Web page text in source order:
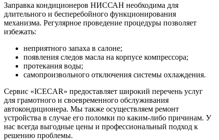
Заправка кондиционеров НИССАН необходима для
длительного и бесперебойного функционирования
механизма. Регулярное проведение процедуры позволяет
избежать:
неприятного запаха в салоне;
появления следов масла на корпусе компрессора;
протекания воды;
самопроизвольного отключения системы охлаждения.
Сервис «ICECAR» предоставляет широкий перечень услуг
для грамотного и своевременного обслуживания
автокондиционера. Мы также осуществляем ремонт
устройства в случае его поломки по каким-либо причинам. У
нас всегда выгодные цены и профессиональный подход к
решению проблемы.